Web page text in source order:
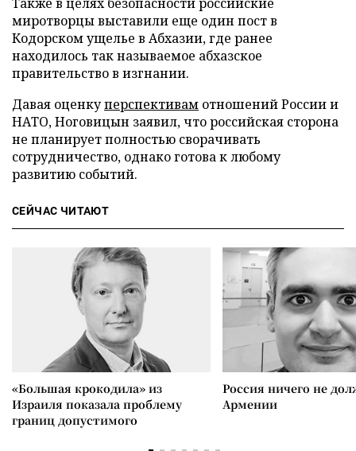
миротворцы выставили еще один пост в
Кодорском ущелье в Абхазии, где ранее
находилось так называемое абхазское
правительство в изгнании.
Давая оценкуперспективам отношений России и
НАТО, Ноговицын заявил, что российская сторона
не планирует полностью сворачивать
сотрудничество, однако готова к любому
развитию событий.
СЕЙЧАС ЧИТАЮТ
«Большая крокодила» из
Израиля показала проблему
границ допустимого
Россия ничего не
Армении